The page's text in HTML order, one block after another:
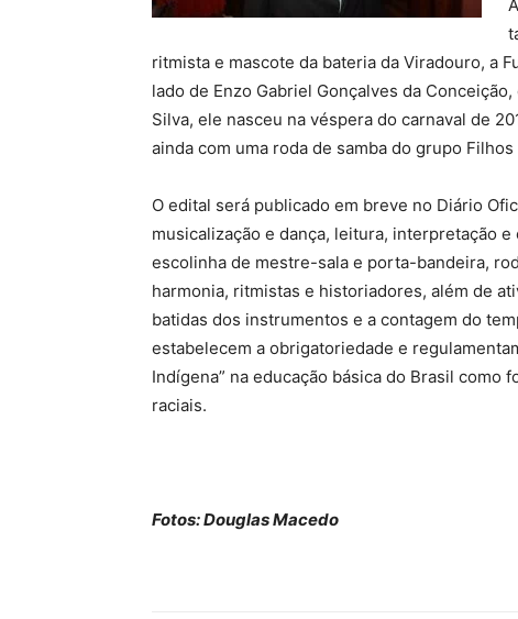
ritmista e mascote da bateria da Viradouro, a
lado de Enzo Gabriel Gonçalves da
Silva, ele nasceu na véspera do carnaval de
ainda com uma roda de samba do grupo
O edital será publicado em breve no Diário
musicalização e dança, leitura, interpretação
escolinha de mestre-sala e porta-bandeira,
harmonia, ritmistas e historiadores, além de
batidas dos instrumentos e a contagem do
estabelecem a obrigatoriedade e
Indígena” na educação básica do Brasil como
raciais.
Fotos: Douglas Macedo